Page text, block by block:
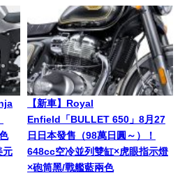
元
【新車】Royal
Enfield「BULLET 650」8月27
日日本發售（98萬日圓～）！
648cc空冷並列雙缸×虎眼指示燈
×砲筒黑/戰艦藍兩色